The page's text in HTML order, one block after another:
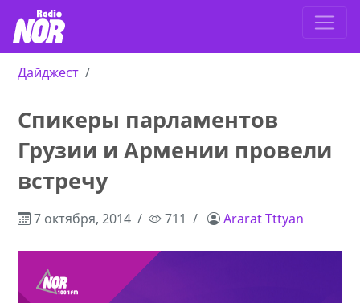
Дайджест
Спикеры парламентов
Грузии и Армении провели
встречу
7 октября, 2014 711 Ararat Tttyan